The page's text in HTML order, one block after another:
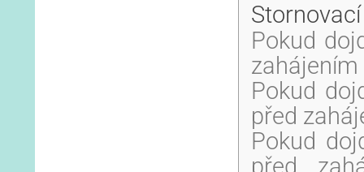
Pokud
zahájením
Pokud
před
Pokud
před